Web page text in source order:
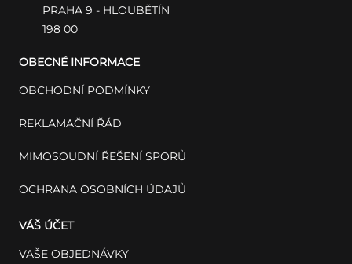
PRAHA 9 - HLOUBĚTÍN
198 00
OBECNÉ INFORMACE
OBCHODNÍ PODMÍNKY
REKLAMAČNÍ ŘÁD
MIMOSOUDNÍ ŘEŠENÍ SPORŮ
OCHRANA OSOBNÍCH ÚDAJŮ
VÁŠ ÚČET
VAŠE OBJEDNÁVKY